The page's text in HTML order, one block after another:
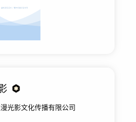
光影文化传播有限公司